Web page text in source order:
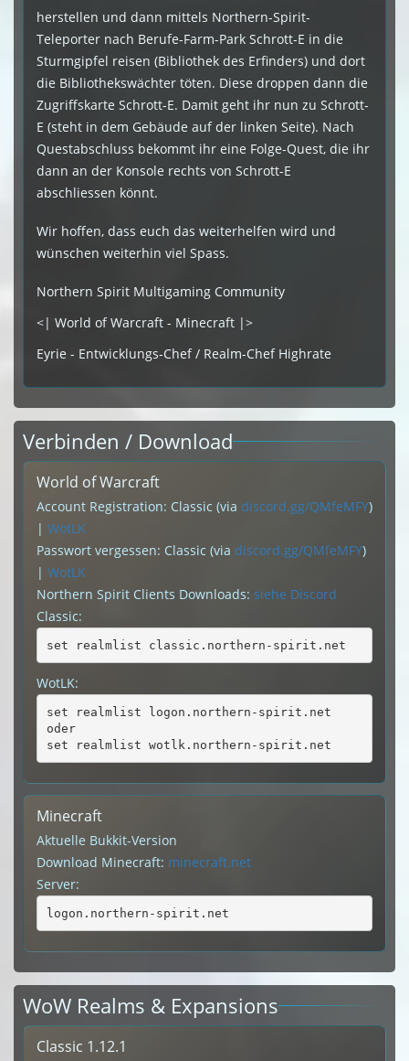
herstellen und dann mittels Northern-Spirit-
Teleporter nach Berufe-Farm-Park Schrott-E in die
Sturmgipfel reisen (Bibliothek des Erfinders) und dort
die Bibliothekswächter töten. Diese droppen dann die
Zugriffskarte Schrott-E. Damit geht ihr nun zu Schrott-
E (steht in dem Gebäude auf der linken Seite). Nach
Questabschluss bekommt ihr eine Folge-Quest, die ihr
dann an der Konsole rechts von Schrott-E
abschliessen könnt.
Wir hoffen, dass euch das weiterhelfen wird und
wünschen weiterhin viel Spass.
Northern Spirit Multigaming Community
<| World of Warcraft - Minecraft |>
Eyrie - Entwicklungs-Chef / Realm-Chef Highrate
Verbinden / Download
World of Warcraft
Account Registration: Classic (via discord.gg/QMfeMFY)
| WotLK
Passwort vergessen: Classic (via discord.gg/QMfeMFY)
| WotLK
Northern Spirit Clients Downloads: siehe Discord
Classic:
set realmlist classic.northern-spirit.net
WotLK:
set realmlist logon.northern-spirit.net
oder
set realmlist wotlk.northern-spirit.net
Minecraft
Aktuelle Bukkit-Version
Download Minecraft: minecraft.net
Server:
logon.northern-spirit.net
WoW Realms & Expansions
Classic 1.12.1